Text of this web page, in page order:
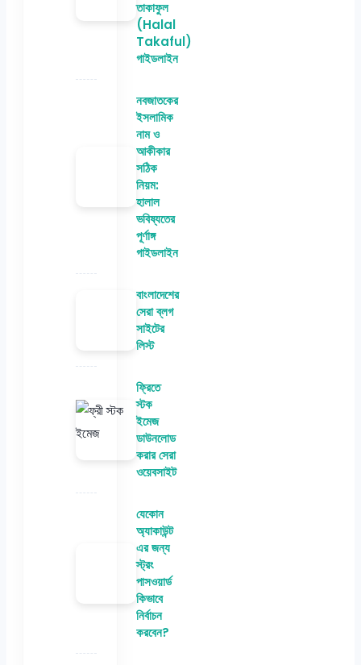
তাকাফুল
(Halal
Takaful)
গাইডলাইন
নবজাতকের
ইসলামিক
নাম ও
আকীকার
সঠিক
নিয়ম:
হালাল
ভবিষ্যতের
পূর্ণাঙ্গ
গাইডলাইন
বাংলাদেশের
সেরা ব্লগ
সাইটের
লিস্ট
ফ্রিতে
স্টক
ইমেজ
ডাউনলোড
করার সেরা
ওয়েবসাইট
যেকোন
অ্যাকাউন্ট
এর জন্য
স্ট্রং
পাসওয়ার্ড
কিভাবে
নির্বাচন
করবেন?